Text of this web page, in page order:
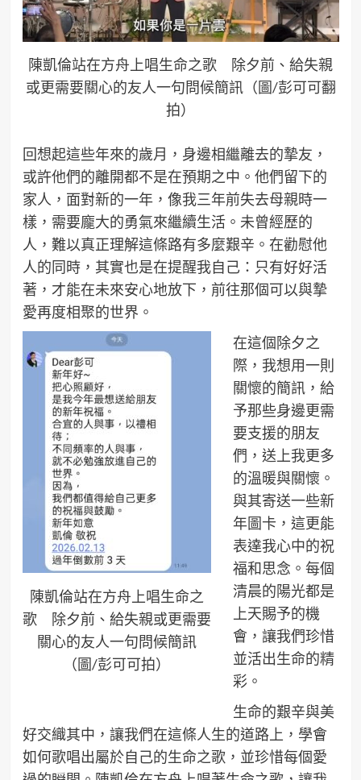
陳凱倫站在方舟上唱生命之歌 除夕前、給失親
或更需要關心的友人一句問候簡訊（圖/彭可可翻
拍）
回想起這些年來的歲月，身邊相繼離去的摯友，
或許他們的離開都不是在預期之中。他們留下的
家人，面對新的一年，像我三年前失去母親時一
樣，需要龐大的勇氣來繼續生活。未曾經歷的
人，難以真正理解這條路有多麼艱辛。在勸慰他
人的同時，其實也是在提醒我自己：只有好好活
著，才能在未來安心地放下，前往那個可以與摯
愛再度相聚的世界。
陳凱倫站在方舟上唱生命之
歌 除夕前、給失親或更需要
關心的友人一句問候簡訊
（圖/彭可可拍）
在這個除夕之
際，我想用一則
關懷的簡訊，給
予那些身邊更需
要支援的朋友
們，送上我更多
的溫暖與關懷。
與其寄送一些新
年圖卡，這更能
表達我心中的祝
福和思念。每個
清晨的陽光都是
上天賜予的機
會，讓我們珍惜
並活出生命的精
彩。
生命的艱辛與美
好交織其中，讓我們在這條人生的道路上，學會
如何歌唱出屬於自己的生命之歌，並珍惜每個愛